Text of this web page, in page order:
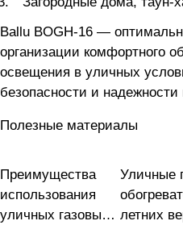
Ballu BOGH-16 —
организации комфортного
освещения в уличных
безопасности и
Полезные материалы
Отопление
Преимущества
использования
уличных газовых
Уличные
летних